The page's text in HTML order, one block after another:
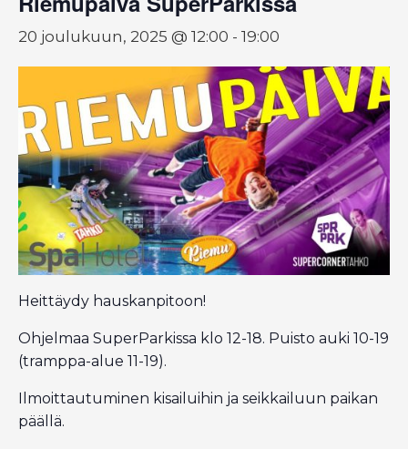
20 joulukuun, 2025 @ 12:00 - 19:00
Heittäydy hauskanpitoon!
Ohjelmaa SuperParkissa klo 12-18. Puisto auki 10-19
(tramppa-alue 11-19).
Ilmoittautuminen kisailuihin ja seikkailuun paikan
päällä.